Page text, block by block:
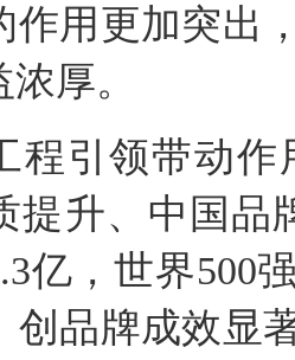
作用更加突出
厚。
程引领带动
提升、中国品
亿，世界500
创品牌成效显